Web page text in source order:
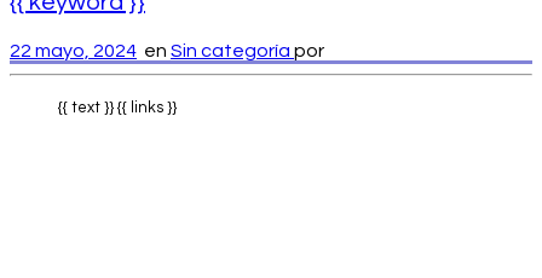
22 mayo, 2024 en Sin categoría por
{{ text }} {{ links }}